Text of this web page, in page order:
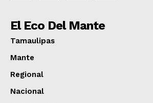
El Eco Del Mante
Tamaulipas
Mante
Regional
Nacional